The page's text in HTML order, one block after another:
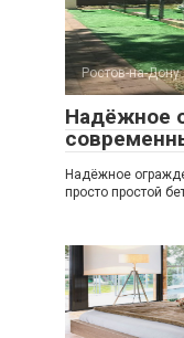
Ростов-на-Дону
Надёжное
Надёжное
просто простой